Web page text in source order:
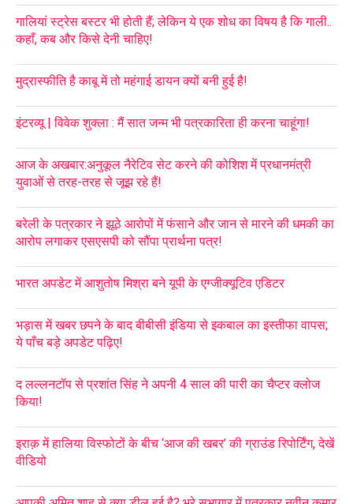
गालियां स्ट्रेस बस्टर भी होती हैं; लेकिन ये एक शोध का विषय है कि गाली..
कहाँ, कब और किसे देनी चाहिए!
मुद्रास्फीति है काबू में तो महंगाई डायन क्यों बनी हुई है!
इंटरव्यू | विवेक शुक्ला : मैं सात जन्म भी पत्रकारिता ही करना चाहूंगा!
आज के अखबार:अनुकूल नैरेटिव सेट करने की कोशिश में प्रधानमंत्री
युवाओं से तरह-तरह से जूझ रहे हैं!
बरेली के पत्रकार ने झूठे आरोपों में फंसाने और जान से मारने की धमकी का
आरोप लगाकर एसएसपी को सौंपा प्रार्थना पत्र!
भारत अपडेट में आशुतोष मिश्रा बने यूपी के एग्जीक्यूटिव एडिटर
भड़ास में खबर छपने के बाद बीबीसी इंडिया से इकबाल का इस्तीफा वापस;
ये पाँच बड़े अपडेट पढ़िए!
द लल्लनटॉप से प्रशांत सिंह ने अपनी 4 साल की पारी का चैप्टर क्लोज
किया!
इराक़ में हालिया विस्फोटों के बीच ‘आज की खबर’ की ग्राउंड रिपोर्टिंग, देखें
वीडियो